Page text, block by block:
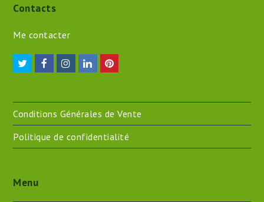
Contacts
Me contacter
TwitterFacebookInstagram
LinkedInPinterest
Conditions Générales de Vente
Politique de confidentialité
Menu